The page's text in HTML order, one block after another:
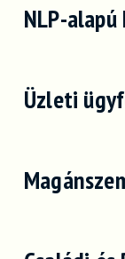
NLP-
Üzleti